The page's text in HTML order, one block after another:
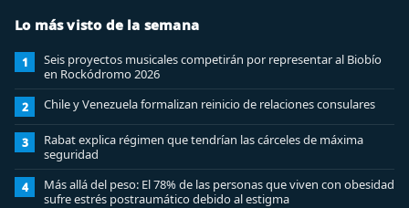
Lo más visto de la semana
1
Seis proyectos musicales competirán por representar al Biobío
en Rockódromo 2026
2 Chile y Venezuela formalizan reinicio de relaciones consulares
3
Rabat explica régimen que tendrían las cárceles de máxima
seguridad
4
Más allá del peso: El 78% de las personas que viven con obesidad
sufre estrés postraumático debido al estigma